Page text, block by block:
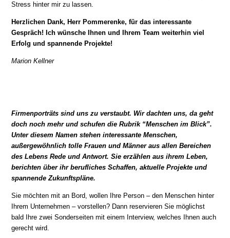
Stress hinter mir zu lassen.
Herzlichen Dank, Herr Pommerenke, für das interessante
Gespräch! Ich wünsche Ihnen und Ihrem Team weiterhin viel
Erfolg und spannende Projekte!
Marion Kellner
Firmenporträts sind uns zu verstaubt. Wir dachten uns, da geht
doch noch mehr und schufen die Rubrik “Menschen im Blick”.
Unter diesem Namen stehen interessante Menschen,
außergewöhnlich tolle Frauen und Männer aus allen Bereichen
des Lebens Rede und Antwort. Sie erzählen aus ihrem Leben,
berichten über ihr berufliches Schaffen, aktuelle Projekte und
spannende Zukunftspläne.
Sie möchten mit an Bord, wollen Ihre Person – den Menschen hinter
Ihrem Unternehmen – vorstellen? Dann reservieren Sie möglichst
bald Ihre zwei Sonderseiten mit einem Interview, welches Ihnen auch
gerecht wird.